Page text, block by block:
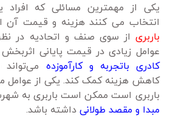
یکی از مهمترین مسائلی که افراد
انتخاب می کنند هزینه و قیمت آن
باربری از سوی صنف و اتحادیه در
عوامل زیادی در قیمت پایانی
کادری با‌تجربه و کار‌آموزده
کاهش هزینه کمک کند. یکی از عوامل
باربری است ممکن است باربری به
مبدا و مقصد طولانی داشته باشد.